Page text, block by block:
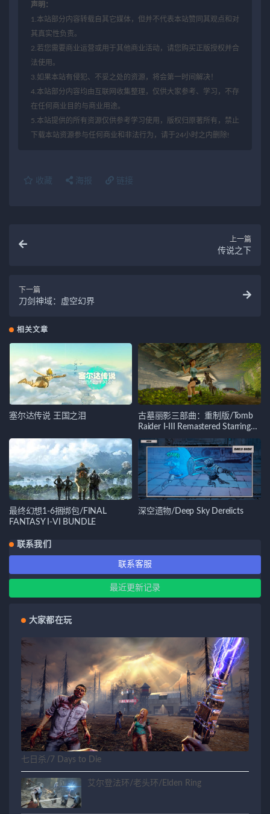
声明：
1.本站部分内容转载自其它媒体，但并不代表本站赞同其观点和对
其真实性负责。
2.若您需要商业运营或用于其他商业活动，请您购买正版授权并合
法使用。
3.如果本站有侵犯、不妥之处的资源，将会第一时间解决！
4.本站部分内容均由互联网收集整理，仅供大家参考、学习，不存
在任何商业目的与商业用途。
5.本站提供的所有资源仅供参考学习使用，版权归原著所有，禁止
下载本站资源参与任何商业和非法行为，请于24小时之内删除!
收藏 海报 链接
上一篇
传说之下
下一篇
刀剑神域：虚空幻界
相关文章
塞尔达传说 王国之泪
古墓丽影三部曲：重制版/Tomb
Raider I-III Remastered Starring
Lara Croft
最终幻想1-6捆绑包/FINAL
FANTASY I-VI BUNDLE
深空遗物/Deep Sky Derelicts
联系我们
联系客服
最近更新记录
大家都在玩
七日杀/7 Days to Die
艾尔登法环/老头环/Elden Ring